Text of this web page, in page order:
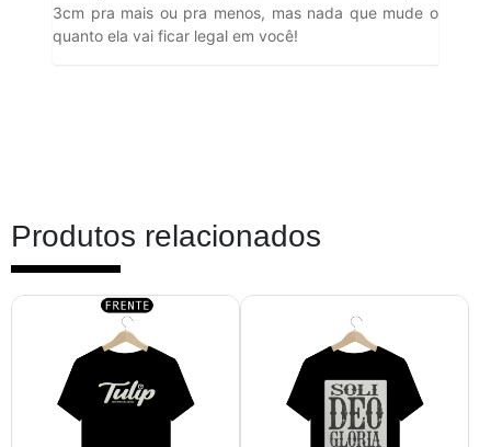
3cm pra mais ou pra menos, mas nada que mude o
quanto ela vai ficar legal em você!
Produtos relacionados